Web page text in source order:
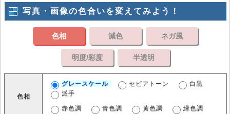
写真・画像の色合いを変えてみよう！
色相 減色 ネガ風
明度/彩度 半透明
色相
グレースケール セピアトーン
白黒
派手
赤色調 青色調 黄色調 緑色調